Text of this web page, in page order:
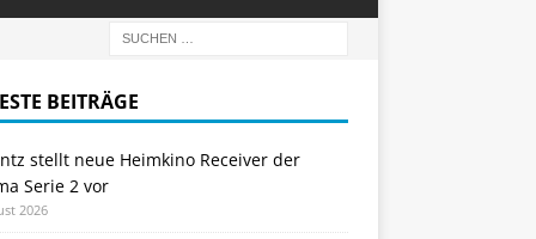
BEITRÄGE
stellt neue Heimkino Receiver der
Serie 2 vor
2026